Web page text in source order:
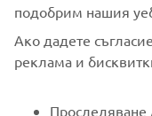
подобрим нашия
Ако дадете
реклама и